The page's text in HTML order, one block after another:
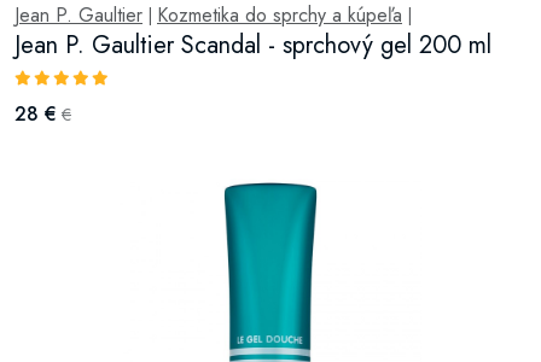
Jean P. Gaultier Kozmetika do sprchy a kúpeľa
Jean P. Gaultier Scandal - sprchový gel 200 ml
28 € €